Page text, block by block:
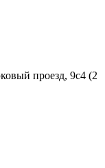
проезд, 9с4 (2